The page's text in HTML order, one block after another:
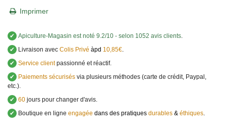
Imprimer
✔ Apiculture-Magasin est noté 9.2/10 - selon 1052 avis clients
✔
Livraison avec Colis Privé àpd 10,85€
✔ Service clientpassionné et réactif.
✔
Paiements sécurisés via plusieurs méthodes (carte de crédit, Paypal,
etc.).
✔ 60 jours pour changer d'avis.
✔
Boutique en ligne engagée dans des pratiques durables & éthiques